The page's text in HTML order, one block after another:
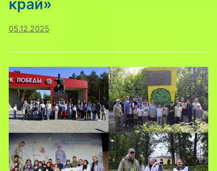
край»
05.12.2025